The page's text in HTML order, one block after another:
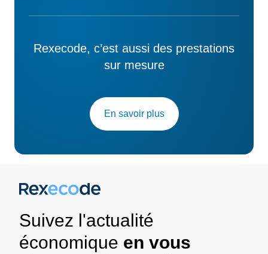
Rexecode, c’est aussi des prestations
sur mesure
En savoir plus
Suivez l'actualité
économique en vous